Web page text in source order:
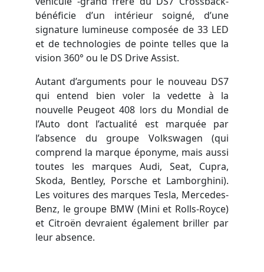
bénéficie d’un intérieur soigné, d’une
signature lumineuse composée de 33 LED
et de technologies de pointe telles que la
vision 360° ou le DS Drive Assist.
Autant d’arguments pour le nouveau DS7
qui entend bien voler la vedette à la
nouvelle Peugeot 408 lors du Mondial de
l’Auto dont l’actualité est marquée par
l’absence du groupe Volkswagen (qui
comprend la marque éponyme, mais aussi
toutes les marques Audi, Seat, Cupra,
Skoda, Bentley, Porsche et Lamborghini).
Les voitures des marques Tesla, Mercedes-
Benz, le groupe BMW (Mini et Rolls-Royce)
et Citroën devraient également briller par
leur absence.